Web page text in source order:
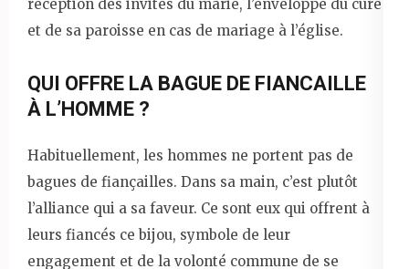
réception des invités du marié, l’enveloppe du curé
et de sa paroisse en cas de mariage à l’église.
QUI OFFRE LA BAGUE DE FIANCAILLE
À L’HOMME ?
Habituellement, les hommes ne portent pas de
bagues de fiançailles. Dans sa main, c’est plutôt
l’alliance qui a sa faveur. Ce sont eux qui offrent à
leurs fiancés ce bijou, symbole de leur
engagement et de la volonté commune de se